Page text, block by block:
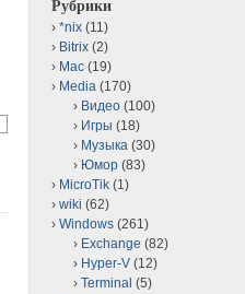
Рубрики
*nix (11)
Bitrix (2)
Mac (19)
Media (170)
Видео (100)
Игры (18)
Музыка (30)
Юмор (83)
MicroTik (1)
wiki (62)
Windows (261)
Exchange (82)
Hyper-V (12)
Terminal (5)